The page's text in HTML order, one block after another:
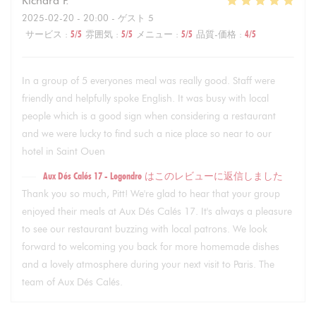
2025-02-20 - 20:00 - ゲスト 5
サービス : 5/5 雰囲気 : 5/5 メニュー : 5/5 品質-価格 : 4/5
In a group of 5 everyones meal was really good. Staff were
friendly and helpfully spoke English. It was busy with local
people which is a good sign when considering a restaurant
and we were lucky to find such a nice place so near to our
hotel in Saint Ouen
Aux Dés Calés 17 - Legendre はこのレビューに返信しました
Thank you so much, Pitt! We're glad to hear that your group
enjoyed their meals at Aux Dés Calés 17. It's always a pleasure
to see our restaurant buzzing with local patrons. We look
forward to welcoming you back for more homemade dishes
and a lovely atmosphere during your next visit to Paris. The
team of Aux Dés Calés.